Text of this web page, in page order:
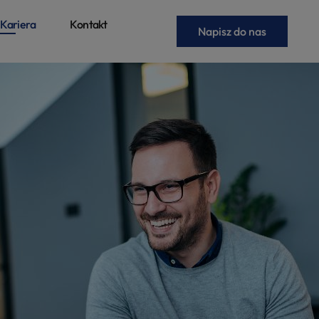
Kariera Kontakt Napisz do nas